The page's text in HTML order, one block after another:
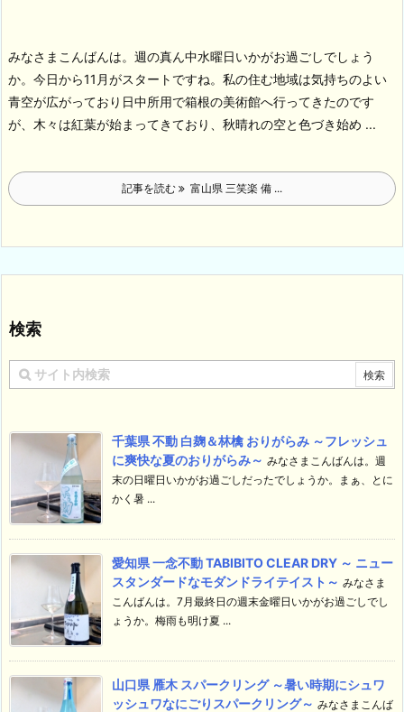
みなさまこんばんは。週の真ん中水曜日いかがお過ごしでしょう
か。今日から11月がスタートですね。私の住む地域は気持ちのよい
青空が広がっており日中所用で箱根の美術館へ行ってきたのです
が、木々は紅葉が始まってきており、秋晴れの空と色づき始め ...
記事を読む 富山県 三笑楽 備 ...
検索
千葉県 不動 白麹＆林檎 おりがらみ ～フレッシュ
に爽快な夏のおりがらみ～ みなさまこんばんは。週
末の日曜日いかがお過ごしだったでしょうか。まぁ、とに
かく暑 ...
愛知県 一念不動 TABIBITO CLEAR DRY ～ ニュー
スタンダードなモダンドライテイスト～ みなさま
こんばんは。7月最終日の週末金曜日いかがお過ごしでし
ょうか。梅雨も明け夏 ...
山口県 雁木 スパークリング ～暑い時期にシュワ
ッシュワなにごりスパークリング～ みなさまこんば